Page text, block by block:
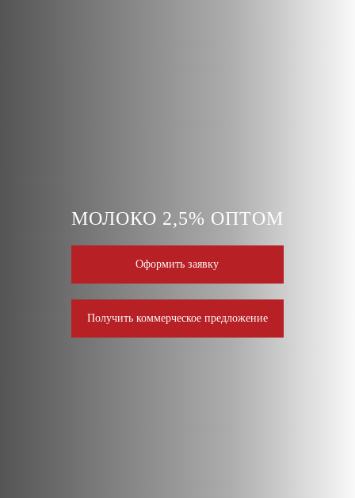
МОЛОКО 2,5% ОПТОМ
Оформить заявку
Получить коммерческое предложение